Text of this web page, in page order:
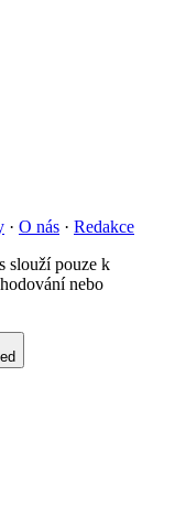
· O nás · Redakce
slouží pouze k
nebo